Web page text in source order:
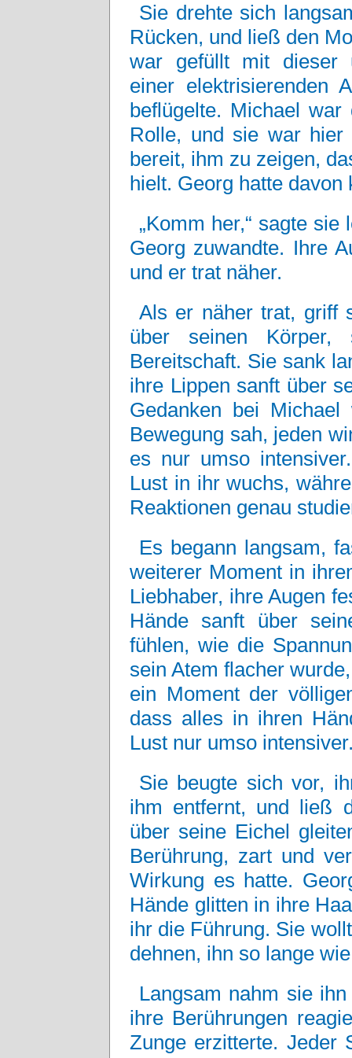
Sie drehte sich
Rücken, und ließ den
war gefüllt mit dieser
einer elektrisierenden
beflügelte. Michael
Rolle, und sie war hier
bereit, ihm zu zeigen,
hielt. Georg hatte davon
„Komm her,“ sagte
Georg zuwandte. Ihre
und er trat näher.
Als er näher trat, griff
über seinen Körper,
Bereitschaft. Sie sank
ihre Lippen sanft über
Gedanken bei
Bewegung sah, jeden
es nur umso
Lust in ihr wuchs,
Reaktionen genau
Es begann langsam,
weiterer Moment in
Liebhaber, ihre Augen
Hände sanft über
fühlen, wie die
sein Atem flacher
ein Moment der
dass alles in ihren
Lust nur umso
Sie beugte sich vor,
ihm entfernt, und ließ
über seine Eichel
Berührung, zart und
Wirkung es hatte.
Hände glitten in ihre
ihr die Führung. Sie
dehnen, ihn so lange
Langsam nahm sie
ihre Berührungen
Zunge erzitterte. Jeder